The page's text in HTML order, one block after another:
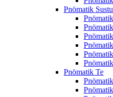
Pnömatik
Pnömatik Te